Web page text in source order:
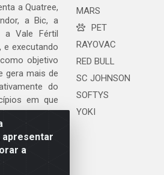
apresentar
a
a Quatree,
a Bic, a
a Vale Fértil
e executando
objetivo
gera mais de
do
em que
MARS
PET
RAYOVAC
RED BULL
SC JOHNSON
SOFTYS
YOKI